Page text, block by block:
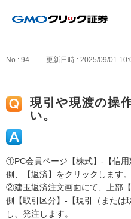
No : 94 更新日時 : 2025/09/01
現引や現渡の操
い。
①PC会員ページ【株式】-【信
側、【返済】をクリックします。
②建玉返済注文画面にて、上部
側【取引区分】-【現引（または
し、発注します。